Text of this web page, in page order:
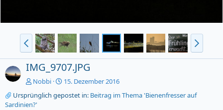
IMG_9707.JPG
Nobbi
15. Dezember 2016
Ursprünglich gepostet in: Beitrag im Thema 'Bienenfresser auf
Sardinien?'